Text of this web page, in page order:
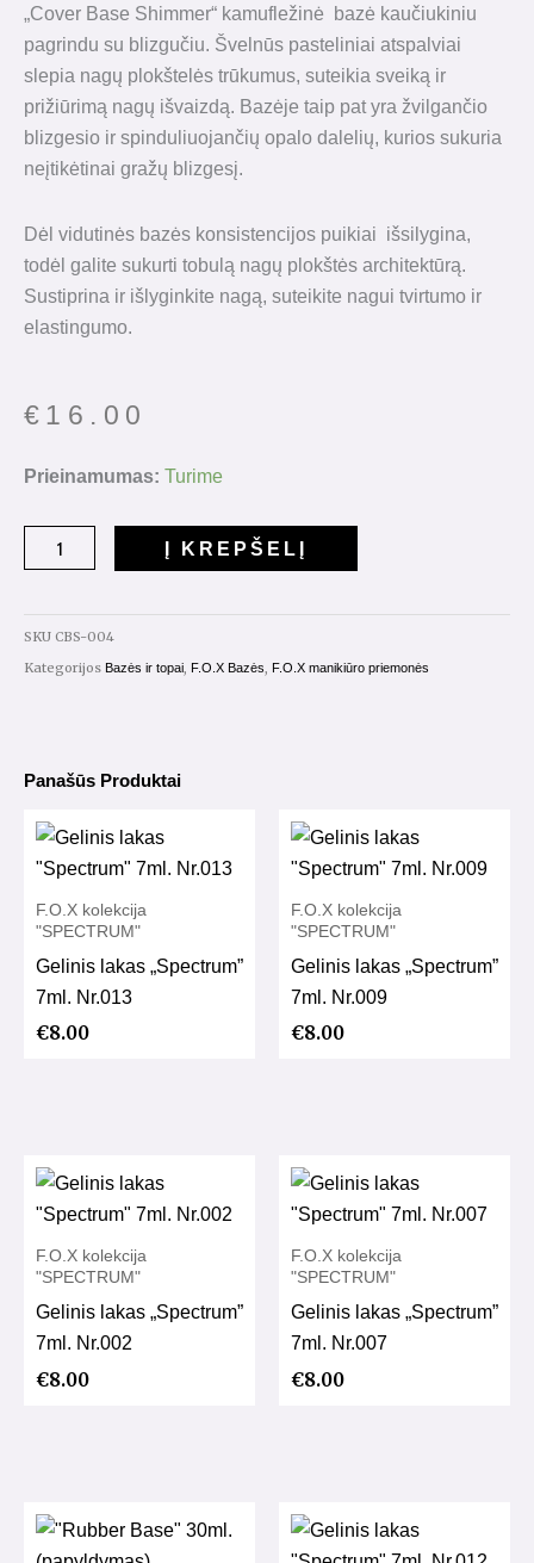
„Cover Base Shimmer“ kamufležinė bazė kaučiukiniu
pagrindu su blizgučiu. Švelnūs pasteliniai atspalviai
slepia nagų plokštelės trūkumus, suteikia sveiką ir
prižiūrimą nagų išvaizdą. Bazėje taip pat yra žvilgančio
blizgesio ir spinduliuojančių opalo dalelių, kurios sukuria
neįtikėtinai gražų blizgesį.
Dėl vidutinės bazės konsistencijos puikiai išsilygina,
todėl galite sukurti tobulą nagų plokštės architektūrą.
Sustiprina ir išlyginkite nagą, suteikite nagui tvirtumo ir
elastingumo.
€ 16.00
Prieinamumas: Turime
produkto
Cover
Shimmer
004
Į KREPŠELĮ
SKU CBS-004
Kategorijos Bazės ir topai, F.O.X Bazės, F.O.X manikiūro priemonės
Panašūs Produktai
F.O.X kolekcija
"SPECTRUM"
Gelinis lakas „Spectrum”
7ml. Nr.013
€8.00
F.O.X kolekcija
"SPECTRUM"
Gelinis lakas „Spectrum”
7ml. Nr.009
€8.00
F.O.X kolekcija
"SPECTRUM"
Gelinis lakas „Spectrum”
7ml. Nr.002
€8.00
F.O.X kolekcija
"SPECTRUM"
Gelinis lakas „Spectrum”
7ml. Nr.007
€8.00